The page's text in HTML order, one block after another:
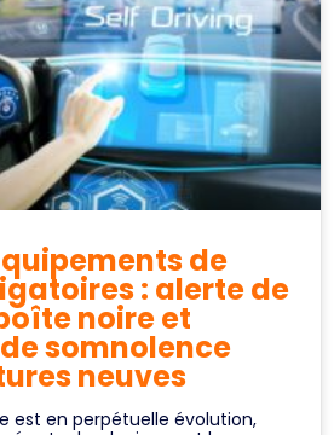
de
: alerte de
noire et
somnolence
neuves
est en perpétuelle évolution,